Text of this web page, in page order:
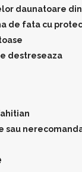
daunatoare
de fata cu
destreseaza
sau